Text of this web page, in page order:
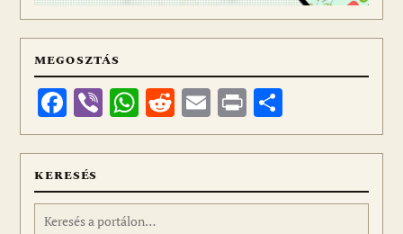
MEGOSZTÁS
Facebook
ViberWhatsApp
Reddit
Email
Print
meg
KERESÉS
Keresés: